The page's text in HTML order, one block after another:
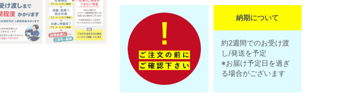
納期について
約2週間でのお受け渡
し/発送を予定
※お届け予定日を過ぎ
る場合がございます